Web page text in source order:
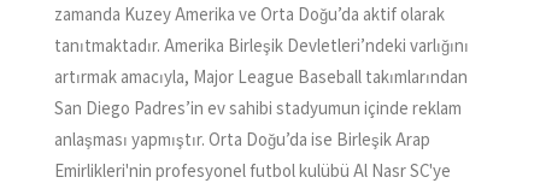
zamanda Kuzey Amerika ve Orta Doğu’da aktif olarak
tanıtmaktadır. Amerika Birleşik Devletleri’ndeki varlığını
artırmak amacıyla, Major League Baseball takımlarından
San Diego Padres’in ev sahibi stadyumun içinde reklam
anlaşması yapmıştır. Orta Doğu’da ise Birleşik Arap
Emirlikleri'nin profesyonel futbol kulübü Al Nasr SC'ye